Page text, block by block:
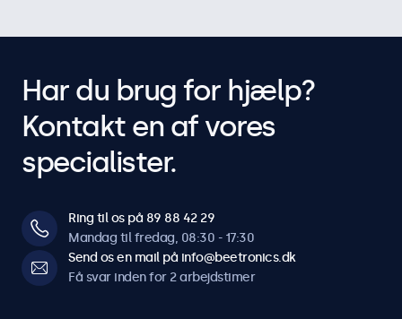
Har du brug for hjælp?
Kontakt en af vores
specialister.
Ring til os på 89 88 42 29
Mandag til fredag, 08:30 - 17:30
Send os en mail på info@beetronics.dk
Få svar inden for 2 arbejdstimer